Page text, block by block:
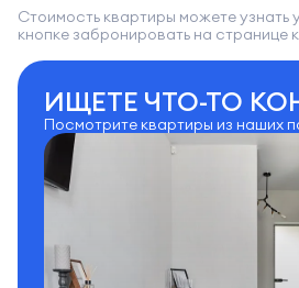
Стоимость квартиры можете узнать
кнопке забронировать на странице
ИЩЕТЕ ЧТО-ТО
Посмотрите квартиры из наших